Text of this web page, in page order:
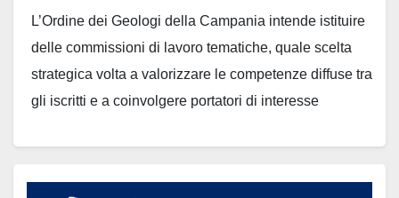
L’Ordine dei Geologi della Campania intende istituire
delle commissioni di lavoro tematiche, quale scelta
strategica volta a valorizzare le competenze diffuse tra
gli iscritti e a coinvolgere portatori di interesse
ambientali e professionali, facendo delle commissioni